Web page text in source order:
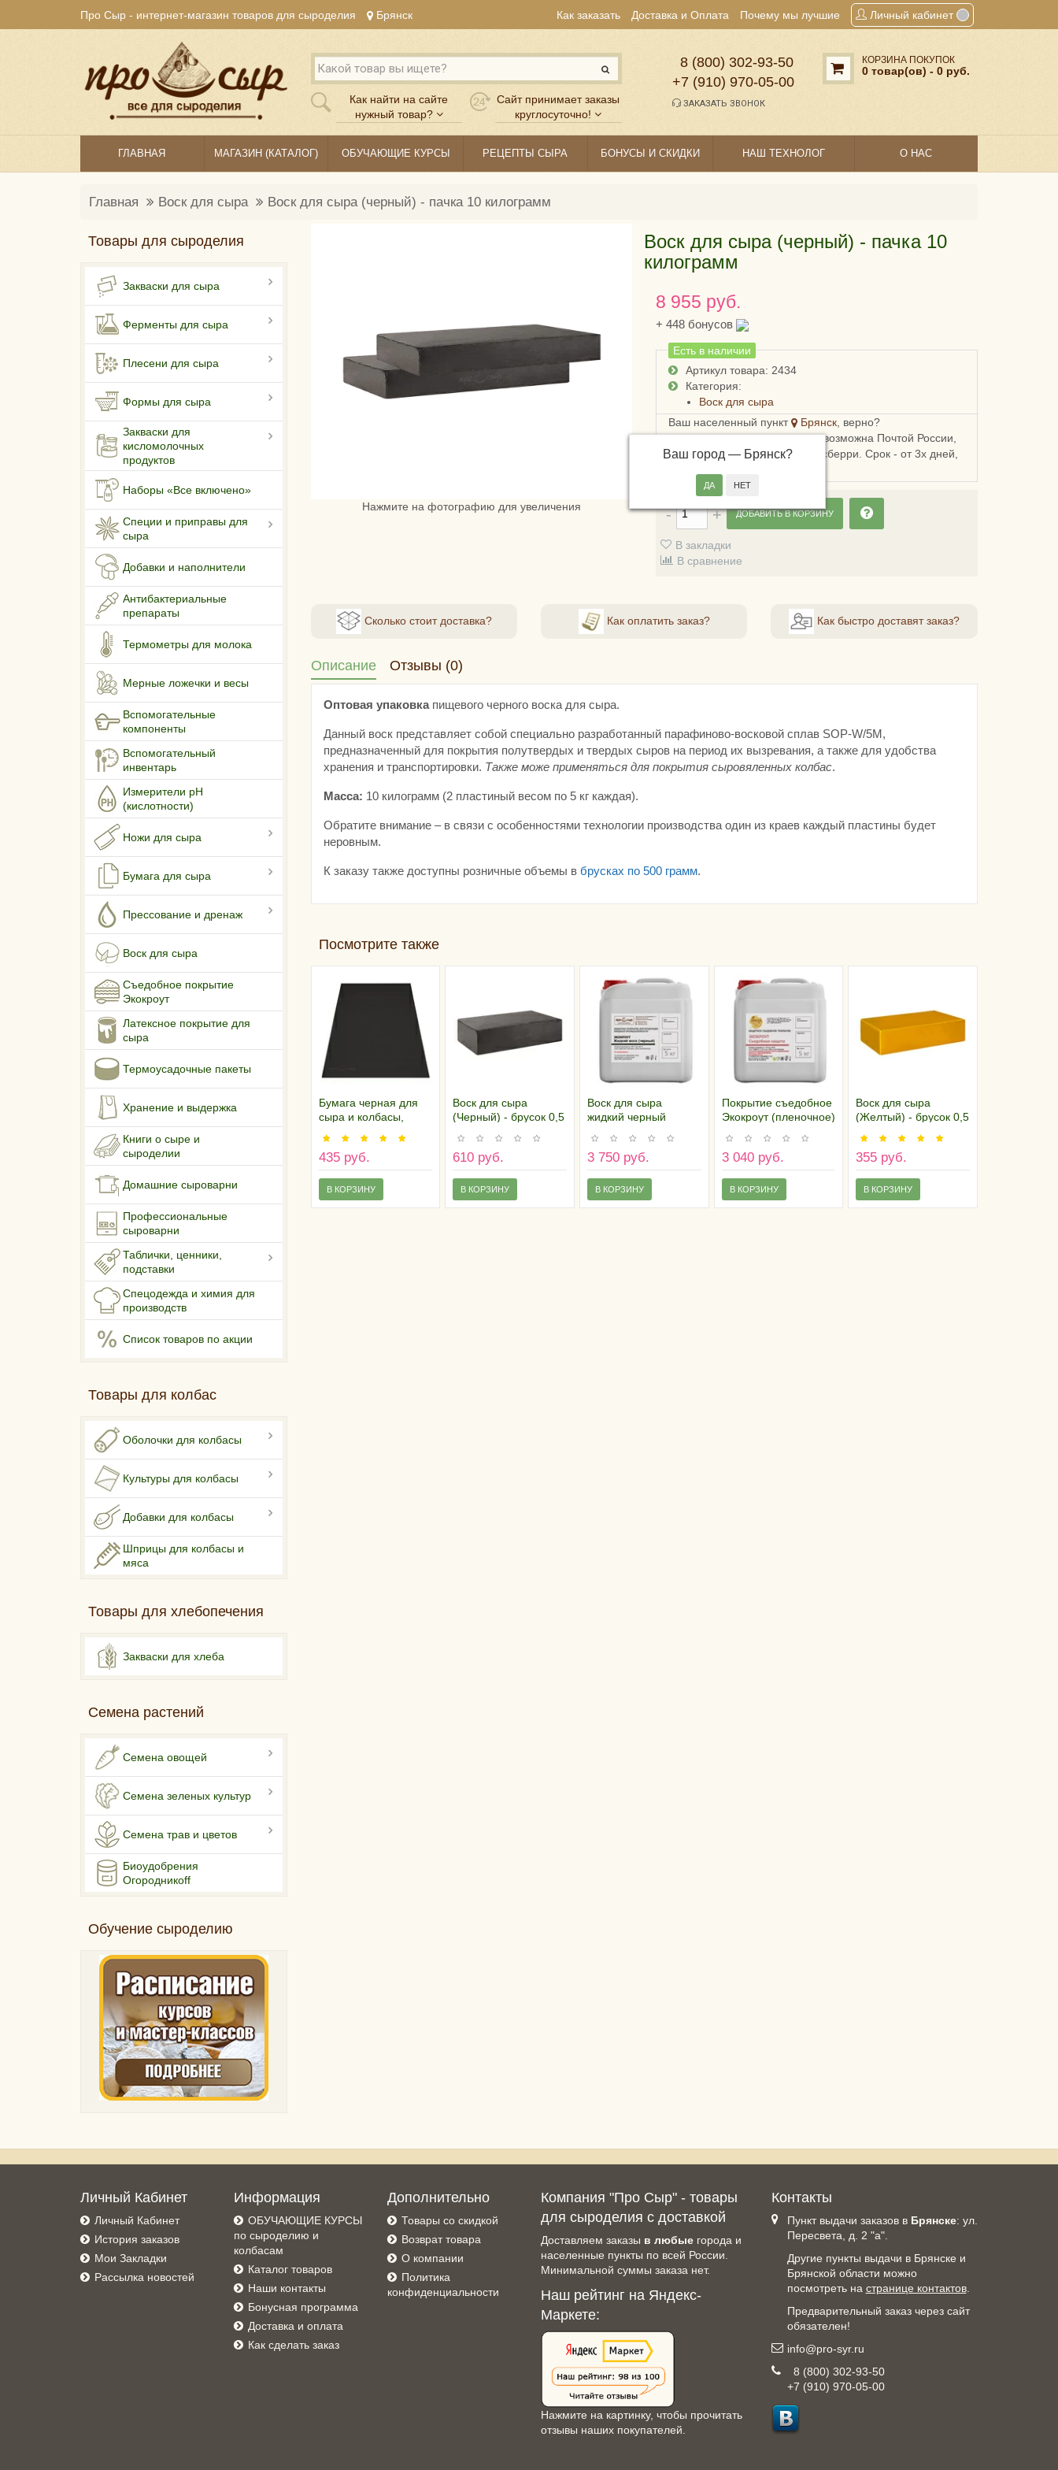
Про Сыр - интернет-магазин товаров для сыроделия Брянск Как заказать Доставка и Оплата Почему мы лучшие Личный кабинет
Как найти на сайте
нужный товар?
Сайт принимает заказы
круглосуточно!
8 (800) 302‑93‑50
+7 (910) 970‑05‑00
ЗАКАЗАТЬ ЗВОНОК
КОРЗИНА ПОКУПОК
0 товар(ов) - 0 руб.
ГЛАВНАЯ МАГАЗИН (КАТАЛОГ) ОБУЧАЮЩИЕ КУРСЫ РЕЦЕПТЫ СЫРА БОНУСЫ И СКИДКИ НАШ ТЕХНОЛОГ О НАС
Главная Воск для сыра Воск для сыра (черный) - пачка 10 килограмм
Товары для сыроделия
Закваски для сыра
Ферменты для сыра
Плесени для сыра
Формы для сыра
Закваски для
кисломолочных
продуктов
Наборы «Все включено»
Специи и приправы для
сыра
Добавки и наполнители
Антибактериальные
препараты
Термометры для молока
Мерные ложечки и весы
Вспомогательные
компоненты
Вспомогательный
инвентарь
Измерители pH
(кислотности)
Ножи для сыра
Бумага для сыра
Прессование и дренаж
Воск для сыра
Съедобное покрытие
Экокроут
Латексное покрытие для
сыра
Термоусадочные пакеты
Хранение и выдержка
Книги о сыре и
сыроделии
Домашние сыроварни
Профессиональные
сыроварни
Таблички, ценники,
подставки
Спецодежда и химия для
производств
Список товаров по акции
Товары для колбас
Оболочки для колбасы
Культуры для колбасы
Добавки для колбасы
Шприцы для колбасы и
мяса
Товары для хлебопечения
Закваски для хлеба
Семена растений
Семена овощей
Семена зеленых культур
Семена трав и цветов
Биоудобрения
Огородникоff
Обучение сыроделию
Нажмите на фотографию для увеличения
Воск для сыра (черный) - пачка 10
килограмм
8 955 руб.
+448 бонусов
Есть в наличии
Артикул товара: 2434
Категория:
Воск для сыра
Ваш населенный пункт
Брянск, верно?
Ваш город — Брянск?
Доставка в Брянскую область возможна Почтой России,
СДЭКом, Пятерочкой или Боксберри. Срок - от 3х дней,
ДОБАВИТЬ В КОРЗИНУ
В закладки
В сравнение
Сколько стоит доставка? Как оплатить заказ? Как быстро доставят заказ?
Описание Отзывы (0)
Оптовая упаковкапищевого черного воска для сыра.
Данный воск представляет собой специально разработанный парафиново-восковой сплав SOP-W/5М,
предназначенный для покрытия полутвердых и твердых сыров на период их вызревания, а также для удобства
хранения и транспортировки. Также може применяться для покрытия сыровяленных колбас.
Масса: 10 килограмм (2 пластиный весом по 5 кг каждая).
Обратите внимание – в связи с особенностями технологии производства один из краев каждый пластины будет
неровным.
К заказу также доступны розничные объемы в брусках по 500 грамм.
Посмотрите также
Бумага черная для
сыра и колбасы,
24х36 см)
435 руб.
В КОРЗИНУ
Воск для сыра
(Черный) - брусок 0,5
610 руб.
В КОРЗИНУ
Воск для сыра
жидкий черный
килограмм)
3 750 руб.
В КОРЗИНУ
Покрытие съедобное
Экокроут (пленочное)
3 040 руб.
В КОРЗИНУ
Воск для сыра
(Желтый) - брусок 0,5
355 руб.
В КОРЗИНУ
Личный Кабинет
Личный Кабинет
История заказов
Мои Закладки
Рассылка новостей
Информация
ОБУЧАЮЩИЕ КУРСЫ
по сыроделию и
колбасам
Каталог товаров
Наши контакты
Бонусная программа
Доставка и оплата
Как сделать заказ
Дополнительно
Товары со скидкой
Возврат товара
О компании
Политика
конфиденциальности
Компания "Про Сыр" - товары
для сыроделия с доставкой
Доставляем заказы в любые города и
населенные пункты по всей России.
Минимальной суммы заказа нет.
Наш рейтинг на Яндекс-
Маркете:
Нажмите на картинку, чтобы прочитать
отзывы наших покупателей.
Контакты
Пункт выдачи заказов в Брянске: ул.
Пересвета, д. 2 "а".
Другие пункты выдачи в Брянске и
Брянской области можно
посмотреть на странице контактов.
Предварительный заказ через сайт
обязателен!
info@pro-syr.ru
8 (800) 302-93-50
+7 (910) 970-05-00